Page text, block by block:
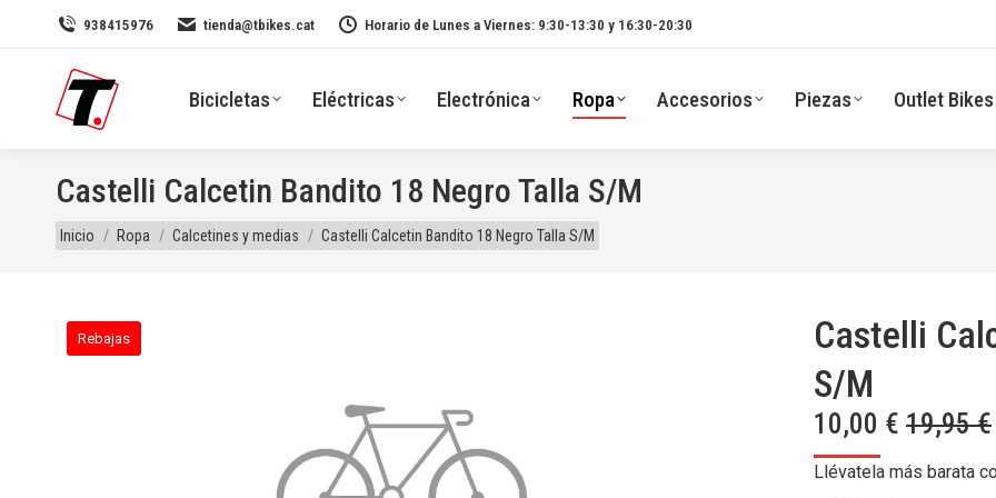
938415976 tienda@tbikes.cat Horario de Lunes a Viernes: 9:30-13:30 y 16:30-20:30
Bicicletas Eléctricas Electrónica Ropa Accesorios Piezas Outlet Bikes
Castelli Calcetin Bandito 18 Negro Talla S/M
Estás aquí:
Inicio Ropa Calcetines y medias Castelli Calcetin Bandito 18 Negro Talla S/M
Rebajas
Castelli
S/M
10,00 € 19,95€
Llévatela más barata